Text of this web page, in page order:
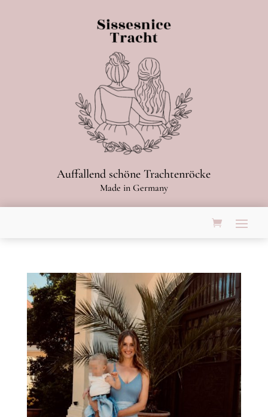
Auffallend schöne Trachtenröcke
Made in Germany